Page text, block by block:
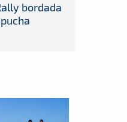
bordada